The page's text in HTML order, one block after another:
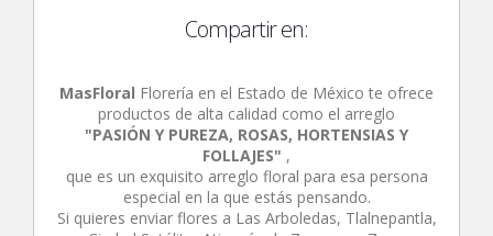
Compartir en:
MasFloral Florería en el Estado de México te ofrece
productos de alta calidad como el arreglo
"PASIÓN Y PUREZA, ROSAS, HORTENSIAS Y
FOLLAJES" ,
que es un exquisito arreglo floral para esa persona
especial en la que estás pensando.
Si quieres enviar flores a Las Arboledas, Tlalnepantla,